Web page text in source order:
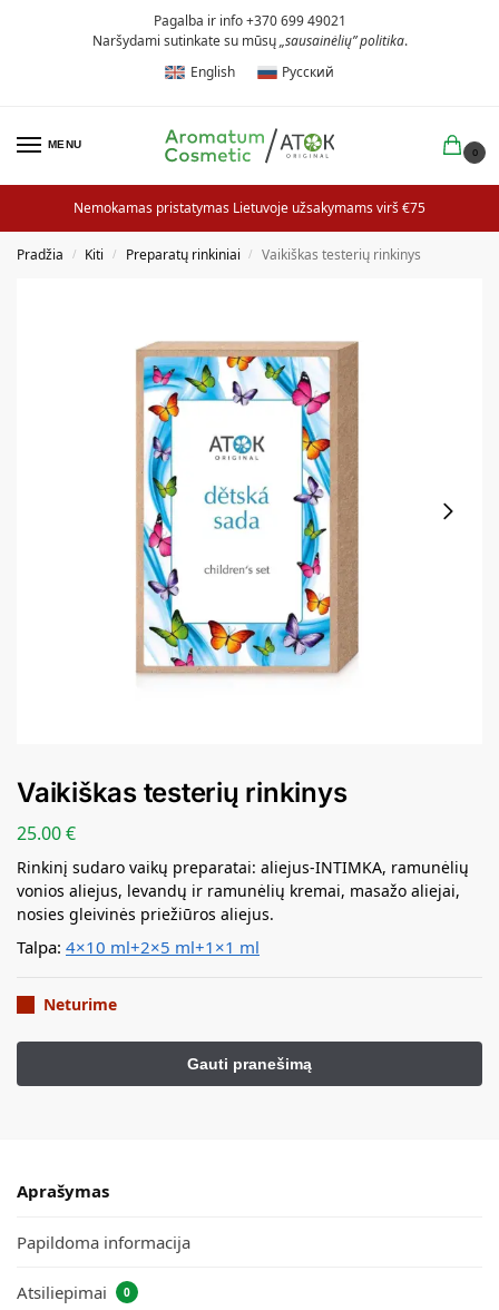
Pagalba ir info +370 699 49021
Naršydami sutinkate su mūsų„sausainėlių” politika.
English
Русский
MENU
0
Nemokamas pristatymas Lietuvoje užsakymams virš €75
Pradžia / Kiti / Preparatų rinkiniai / Vaikiškas testerių rinkinys
Vaikiškas testerių rinkinys
25.00€
Rinkinį sudaro vaikų preparatai: aliejus-INTIMKA, ramunėlių
vonios aliejus, levandų ir ramunėlių kremai, masažo aliejai,
nosies gleivinės priežiūros aliejus.
Talpa: 4×10 ml+2×5 ml+1×1 ml
Neturime
Aprašymas
Papildoma informacija
Atsiliepimai 0